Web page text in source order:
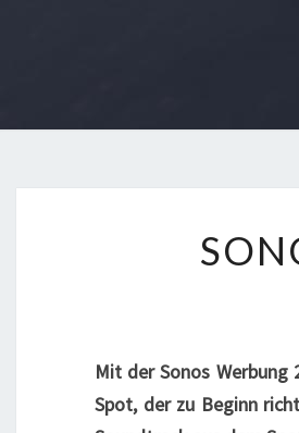
Mit der Sonos
Spot, der zu Beginn